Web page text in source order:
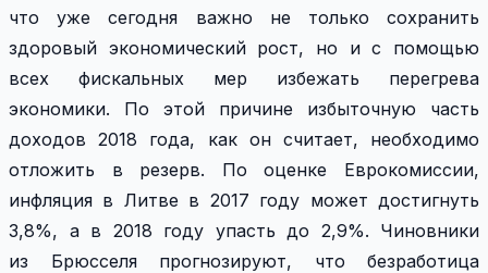
что уже сегодня важно не только сохранить
здоровый экономический рост, но и с помощью
всех фискальных мер избежать перегрева
экономики. По этой причине избыточную часть
доходов 2018 года, как он считает, необходимо
отложить в резерв. По оценке Еврокомиссии,
инфляция в Литве в 2017 году может достигнуть
3,8%, а в 2018 году упасть до 2,9%. Чиновники
из Брюсселя прогнозируют, что безработица